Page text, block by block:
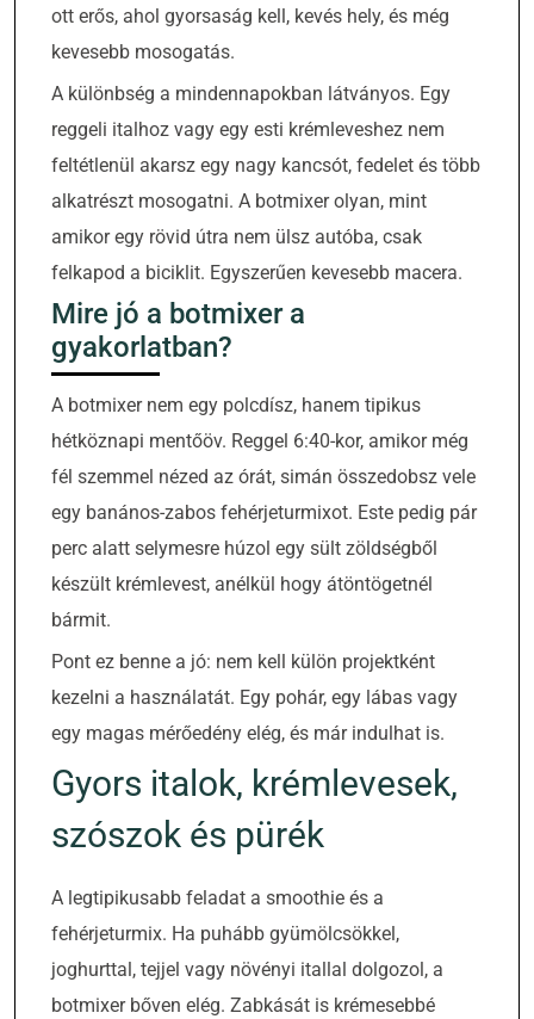
ott erős, ahol gyorsaság kell, kevés hely, és még
kevesebb mosogatás.
A különbség a mindennapokban látványos. Egy
reggeli italhoz vagy egy esti krémleveshez nem
feltétlenül akarsz egy nagy kancsót, fedelet és több
alkatrészt mosogatni. A botmixer olyan, mint
amikor egy rövid útra nem ülsz autóba, csak
felkapod a biciklit. Egyszerűen kevesebb macera.
Mire jó a botmixer a
gyakorlatban?
A botmixer nem egy polcdísz, hanem tipikus
hétköznapi mentőöv. Reggel 6:40-kor, amikor még
fél szemmel nézed az órát, simán összedobsz vele
egy banános-zabos fehérjeturmixot. Este pedig pár
perc alatt selymesre húzol egy sült zöldségből
készült krémlevest, anélkül hogy átöntögetnél
bármit.
Pont ez benne a jó: nem kell külön projektként
kezelni a használatát. Egy pohár, egy lábas vagy
egy magas mérőedény elég, és már indulhat is.
Gyors italok, krémlevesek,
szószok és pürék
A legtipikusabb feladat a smoothie és a
fehérjeturmix. Ha puhább gyümölcsökkel,
joghurttal, tejjel vagy növényi itallal dolgozol, a
botmixer bőven elég. Zabkását is krémesebbé